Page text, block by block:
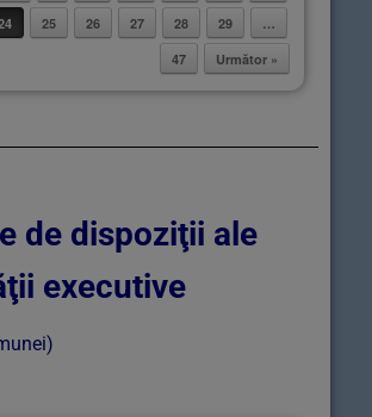
25 26 27 28 29
…
47
Următor »
de dispoziţii ale
executive